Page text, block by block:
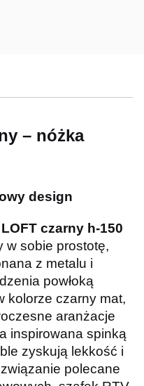
– nóżka
design
czarny h-150
w sobie prostotę,
z metalu i
powłoką
kolorze czarny mat,
aranżacje
inspirowana spinką
zyskują lekkość i
polecane